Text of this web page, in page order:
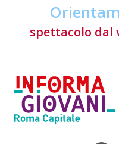
spettacolo dal